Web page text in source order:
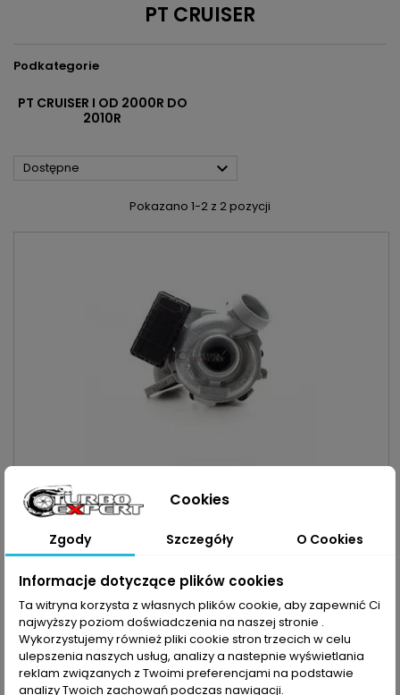
PT CRUISER
Podkategorie
PT CRUISER I OD 2000R DO
2010R
Dostępne 
Pokazano 1-2 z 2 pozycji
TURBO CHRYSLER - 2.2CRD 150KM/110KW
Turbosprężarka po regeneracji MARKA: Chrysler MODEL: PT
Cruiser KOD SILNIKA: OM664 / EDJ POJEMNOŚĆ: 2148ccm
2.2CRD MOC: 110kW/150KM ROK PRODUKCJI: Od 2002r
Cena
1 200,00 zł
 Dodaj do koszyka
Ostatnie sztuki w magazynie
Cookies
Zgody Szczegóły O Cookies
Informacje dotyczące plików cookies
Ta witryna korzysta z własnych plików cookie, aby zapewnić Ci
najwyższy poziom doświadczenia na naszej stronie .
Wykorzystujemy również pliki cookie stron trzecich w celu
ulepszenia naszych usług, analizy a nastepnie wyświetlania
reklam związanych z Twoimi preferencjami na podstawie
analizy Twoich zachowań podczas nawigacji.